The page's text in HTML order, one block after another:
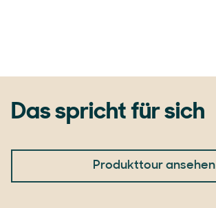
Das spricht für sich
Produkttour ansehen